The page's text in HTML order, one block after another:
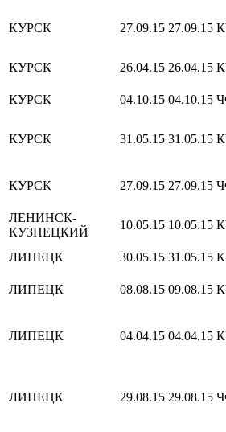
КУРСК 27.09.15 27.09.15
КУРСК 26.04.15 26.04.15
КУРСК 04.10.15 04.10.15
КУРСК 31.05.15 31.05.15
КУРСК 27.09.15 27.09.15
ЛЕНИНСК-
КУЗНЕЦКИЙ
10.05.15 10.05.15
ЛИПЕЦК 30.05.15 31.05.15
ЛИПЕЦК 08.08.15 09.08.15
ЛИПЕЦК 04.04.15 04.04.15
ЛИПЕЦК 29.08.15 29.08.15